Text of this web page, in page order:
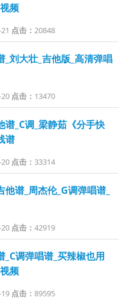
频
点击： 20848
_刘大壮_吉他版_高清弹唱
点击： 13470
谱_C调_梁静茹《分手快
谱
点击： 33314
谱_周杰伦_G调弹唱谱_
点击： 42919
_C调弹唱谱_买辣椒也用
频
点击： 89595